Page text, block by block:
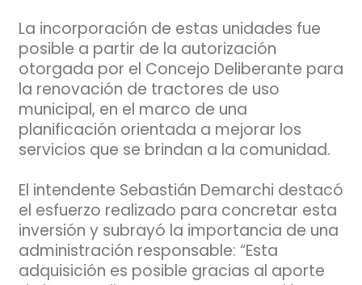
La incorporación de estas unidades fue
posible a partir de la autorización
otorgada por el Concejo Deliberante para
la renovación de tractores de uso
municipal, en el marco de una
planificación orientada a mejorar los
servicios que se brindan a la comunidad.
El intendente Sebastián Demarchi destacó
el esfuerzo realizado para concretar esta
inversión y subrayó la importancia de una
administración responsable: “Esta
adquisición es posible gracias al aporte